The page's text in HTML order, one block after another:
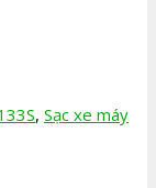
, Sạc xe máy